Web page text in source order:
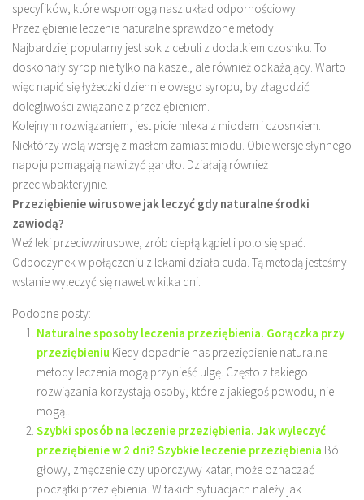
specyfików, które wspomogą nasz układ odpornościowy.
Przeziębienie leczenie naturalne sprawdzone metody.
Najbardziej popularny jest sok z cebuli z dodatkiem czosnku. To
doskonały syrop nie tylko na kaszel, ale również odkażający. Warto
więc napić się łyżeczki dziennie owego syropu, by złagodzić
dolegliwości związane z przeziębieniem.
Kolejnym rozwiązaniem, jest picie mleka z miodem i czosnkiem.
Niektórzy wolą wersję z masłem zamiast miodu. Obie wersje słynnego
napoju pomagają nawilżyć gardło. Działają również
przeciwbakteryjnie.
Przeziębienie wirusowe jak leczyć gdy naturalne środki
zawiodą?
Weź leki przeciwwirusowe, zrób ciepłą kąpiel i polo się spać.
Odpoczynek w połączeniu z lekami działa cuda. Tą metodą jesteśmy
wstanie wyleczyć się nawet w kilka dni.
Podobne posty:
Naturalne sposoby leczenia przeziębienia. Gorączka przy
przeziębieniu Kiedy dopadnie nas przeziębienie naturalne
metody leczenia mogą przynieść ulgę. Często z takiego
rozwiązania korzystają osoby, które z jakiegoś powodu, nie
mogą...
Szybki sposób na leczenie przeziębienia. Jak wyleczyć
przeziębienie w 2 dni? Szybkie leczenie przeziębienia Ból
głowy, zmęczenie czy uporczywy katar, może oznaczać
początki przeziębienia. W takich sytuacjach należy jak